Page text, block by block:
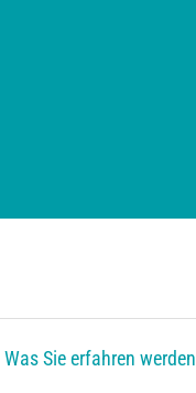
Was Sie erfahren werden